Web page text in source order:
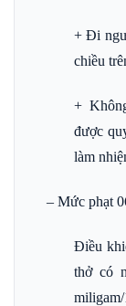
+ Đi
chiều
+
được
làm
– Mức phạt
Điều
thở có